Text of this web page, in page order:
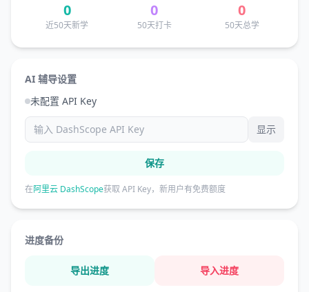
0
近50天新学
0
50天打卡
0
50天总学
AI 辅导设置
未配置 API Key
显示
保存
在阿里云 DashScope获取 API Key，新用户有免费额度
进度备份
导出进度 导入进度